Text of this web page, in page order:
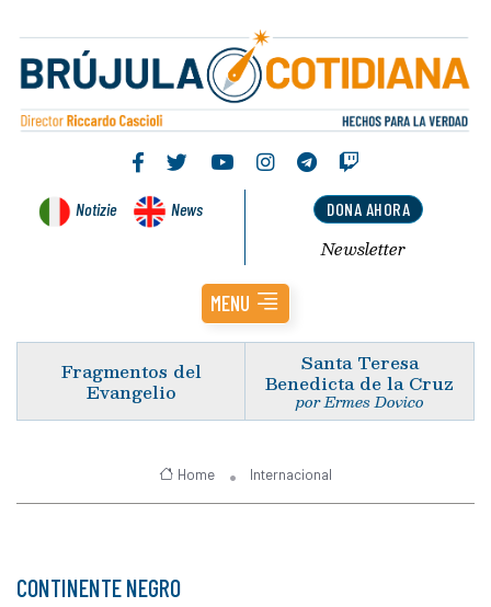
Notizie News DONA AHORA
Newsletter
MENU
Fragmentos del
Evangelio
Santa Teresa
Benedicta de la Cruz
por Ermes Dovico
Home Internacional
CONTINENTE NEGRO